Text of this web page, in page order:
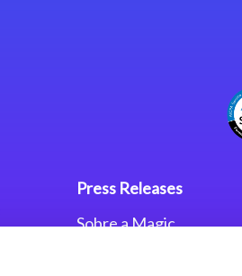
Press Releases
Sobre a Magic